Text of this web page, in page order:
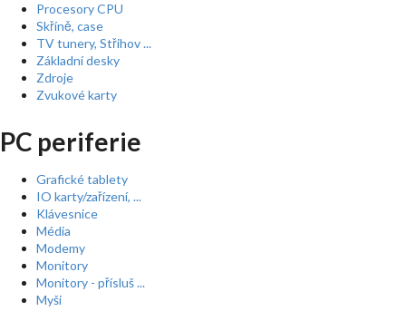
Procesory CPU
Skříně, case
TV tunery, Střihov ...
Základní desky
Zdroje
Zvukové karty
PC periferie
Grafické tablety
IO karty/zařízení, ...
Klávesnice
Média
Modemy
Monitory
Monitory - přísluš ...
Myši